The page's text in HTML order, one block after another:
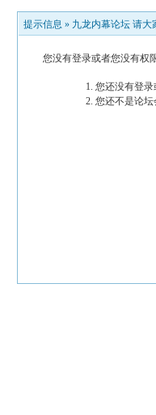
提示信息 » 九龙内幕论坛 请
您没有登录或者您没有权
您还没有登
您还不是论